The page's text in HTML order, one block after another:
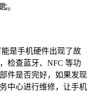
。
是手机硬件出现了故
检查蓝牙、NFC 等功
件是否完好，如果发现
中心进行维修，让手机